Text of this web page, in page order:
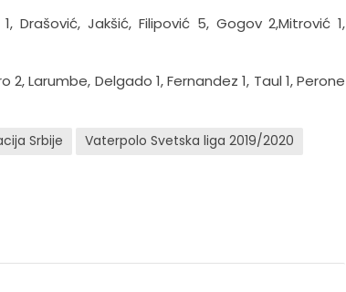
Drašović, Jakšić, Filipović 5, Gogov 2,Mitrović 1,
2, Larumbe, Delgado 1, Fernandez 1, Taul 1, Perone
Srbije Vaterpolo Svetska liga 2019/2020